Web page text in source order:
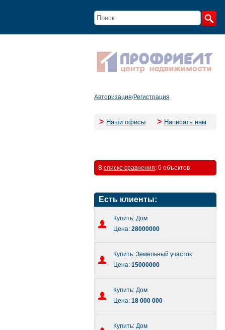
Авторизация/Регистрация
> Наши офисы > Написать нам
В списке сравнения: 0 объектов
Есть клиенты:
Купить: Дом
Цена: 28000000
Купить: Земельный участок
Цена: 15000000
Купить: Дом
Цена: 18 000 000
Купить: Дом